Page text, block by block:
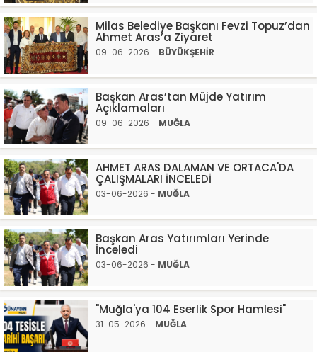
Milas Belediye Başkanı Fevzi Topuz’dan
Ahmet Aras’a Ziyaret
09-06-2026 - BÜYÜKŞEHİR
Başkan Aras’tan Müjde Yatırım
Açıklamaları
09-06-2026 - MUĞLA
AHMET ARAS DALAMAN VE ORTACA'DA
ÇALIŞMALARI İNCELEDİ
03-06-2026 - MUĞLA
Başkan Aras Yatırımları Yerinde
İnceledi
03-06-2026 - MUĞLA
"Muğla'ya 104 Eserlik Spor Hamlesi"
31-05-2026 - MUĞLA